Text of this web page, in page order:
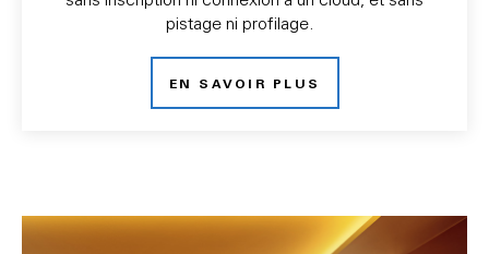
pistage ni profilage.
EN SAVOIR PLUS